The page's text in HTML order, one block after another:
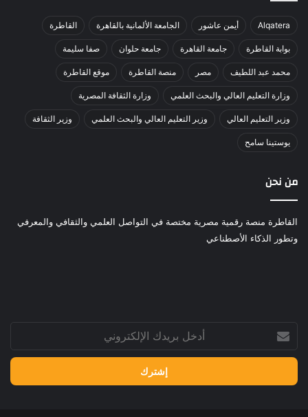
Alqatera أيمن عاشور الجامعة الألمانية بالقاهرة القاطرة
بوابة القاطرة جامعة القاهرة جامعة حلوان صفا سليمة
محمد عبد اللطيف مصر منصة القاطرة موقع القاطرة
وزارة التعليم العالي والبحث العلمي وزارة الثقافة المصرية
وزير التعليم العالي وزير التعليم العالي والبحث العلمي وزير الثقافة
يوستينا سامح
من نحن
القاطرة منصة رقمية مصرية مختصة في التواصل العلمي والثقافي والمعرفي
وتطور الذكاء الأصطناعي
بريدك
الإلكتروني